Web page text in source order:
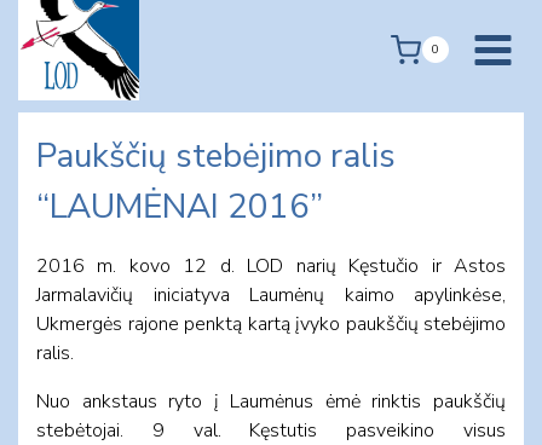
content
0
Paukščių stebėjimo ralis
“LAUMĖNAI 2016”
2016 m. kovo 12 d. LOD narių Kęstučio ir Astos
Jarmalavičių iniciatyva Laumėnų kaimo apylinkėse,
Ukmergės rajone penktą kartą įvyko paukščių stebėjimo
ralis.
Nuo ankstaus ryto į Laumėnus ėmė rinktis paukščių
stebėtojai. 9 val. Kęstutis pasveikino visus